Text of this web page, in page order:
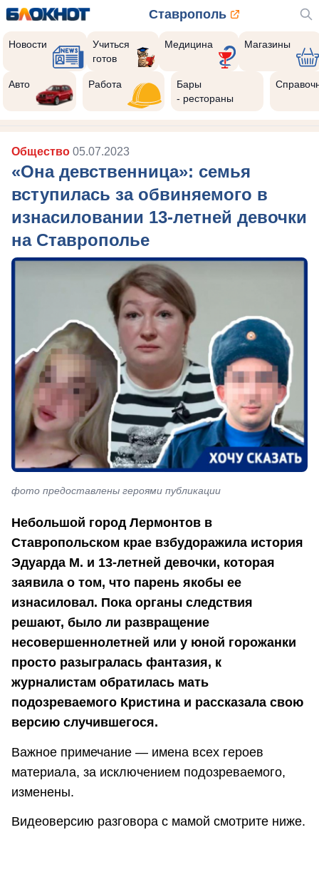
Ставрополь
Новости
Учиться
готов
Медицина Магазины
Авто Работа
Бары
- рестораны
Общество 05.07.2023
«Она девственница»: семья
вступилась за обвиняемого в
изнасиловании 13-летней девочки
на Ставрополье
фото предоставлены героями публикации
Небольшой город Лермонтов в
Ставропольском крае взбудоражила история
Эдуарда М. и 13-летней девочки, которая
заявила о том, что парень якобы ее
изнасиловал. Пока органы следствия
решают, было ли развращение
несовершеннолетней или у юной горожанки
просто разыгралась фантазия, к
журналистам обратилась мать
подозреваемого Кристина и рассказала свою
версию случившегося.
Важное примечание — имена всех героев
материала, за исключением подозреваемого,
изменены.
Видеоверсию разговора с мамой смотрите ниже.